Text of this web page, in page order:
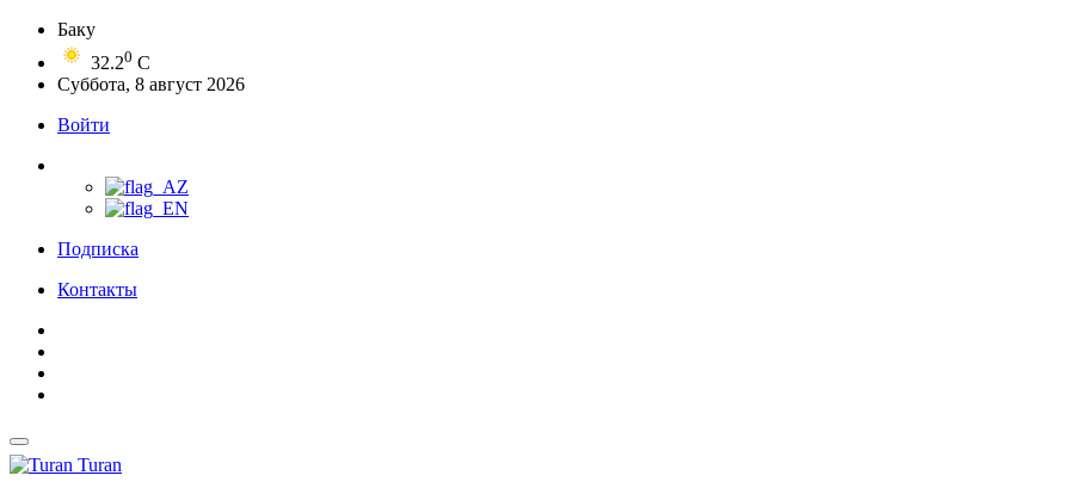
Баку
32.20 C
Суббота, 8 август 2026
Войти
Подписка
Контакты
Turan